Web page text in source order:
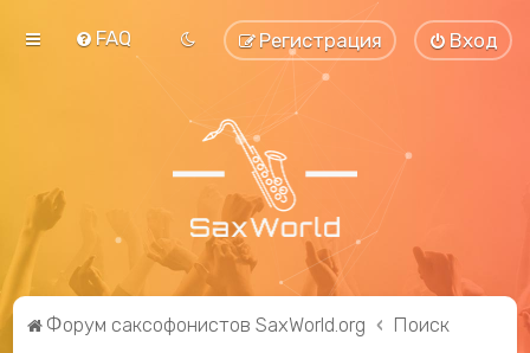
FAQ Вход
Регистрация
Форум саксофонистов SaxWorld.org Поиск